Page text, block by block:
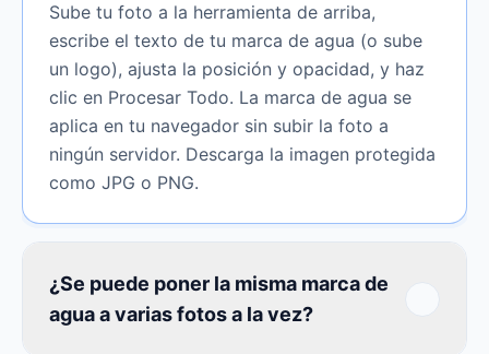
Sube tu foto a la herramienta de arriba,
escribe el texto de tu marca de agua (o sube
un logo), ajusta la posición y opacidad, y haz
clic en Procesar Todo. La marca de agua se
aplica en tu navegador sin subir la foto a
ningún servidor. Descarga la imagen protegida
como JPG o PNG.
¿Se puede poner la misma marca de
agua a varias fotos a la vez?